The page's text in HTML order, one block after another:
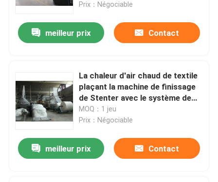
Prix：Négociable
meilleur prix Contact
La chaleur d'air chaud de textile
plaçant la machine de finissage
de Stenter avec le système de
contrôle de PLC
MOQ：1 jeu
Prix：Négociable
meilleur prix Contact